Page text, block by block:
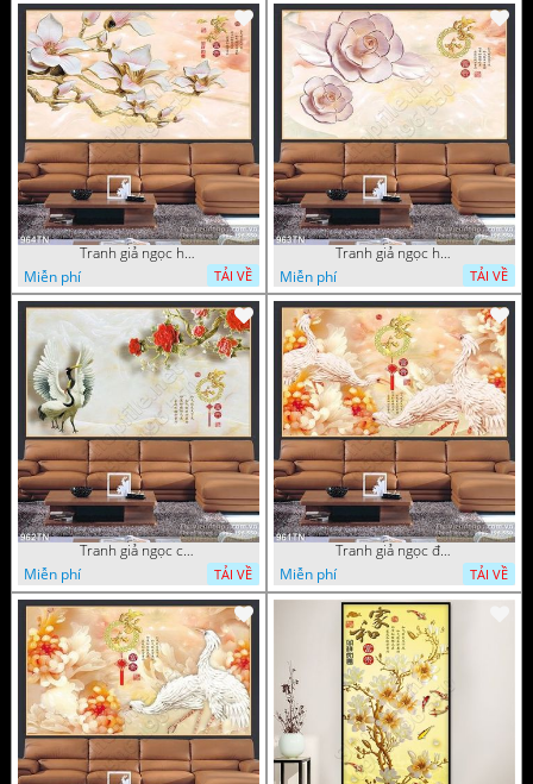
Tranh giả ngọc hoa thư pháp treo tường
Miễn phí
TẢI VỀ
Tranh giả ngọc hoa thư pháp
Miễn phí
TẢI VỀ
Tranh giả ngọc chim hạc và hoa
Miễn phí
TẢI VỀ
Tranh giả ngọc đội hạc và hoa cúc
Miễn phí
TẢI VỀ